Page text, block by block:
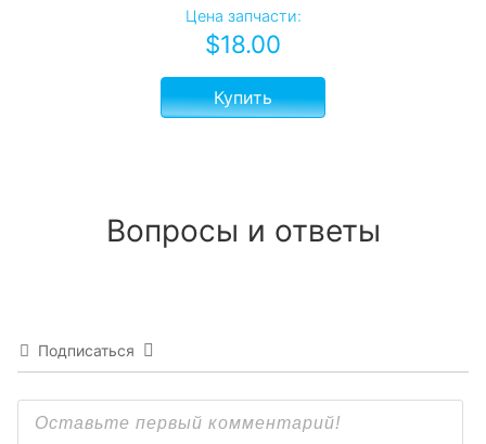
Цена запчасти:
$18.00
Купить
Вопросы и ответы
Подписаться